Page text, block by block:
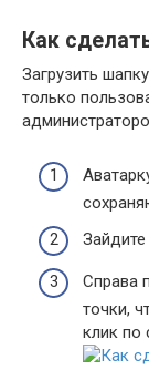
Как
Загрузить
только
Зайдите
Справа
точки,
клик по